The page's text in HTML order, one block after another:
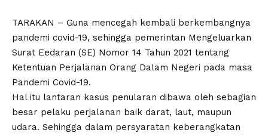
TARAKAN – Guna mencegah kembali berkembangnya
pandemi covid-19, sehingga pemerintan Mengeluarkan
Surat Eedaran (SE) Nomor 14 Tahun 2021 tentang
Ketentuan Perjalanan Orang Dalam Negeri pada masa
Pandemi Covid-19.
Hal itu lantaran kasus penularan dibawa oleh sebagian
besar pelaku perjalanan baik darat, laut, maupun
udara. Sehingga dalam persyaratan keberangkatan